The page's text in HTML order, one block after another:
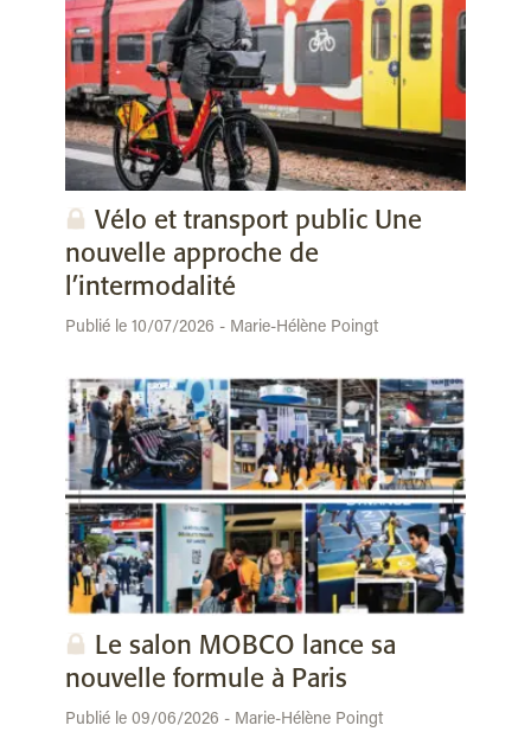
Vélo et transport public Une
nouvelle approche de
l’intermodalité
Publié le 10/07/2026 - Marie-Hélène Poingt
Le salon MOBCO lance sa
nouvelle formule à Paris
Publié le 09/06/2026 - Marie-Hélène Poingt